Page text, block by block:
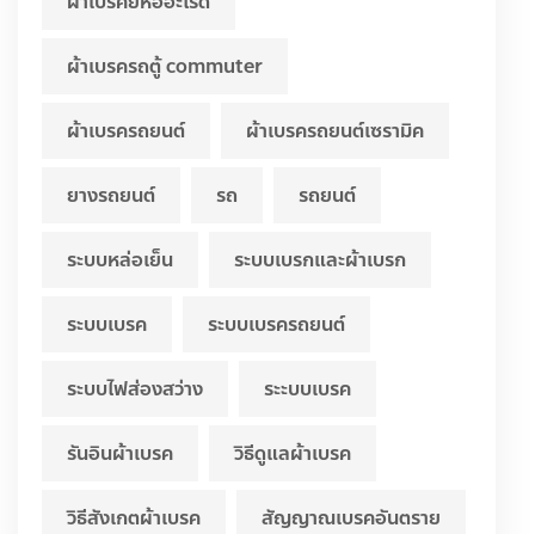
ผ้าเบรครถตู้ commuter
ผ้าเบรครถยนต์ ผ้าเบรครถยนต์เซรามิค
ยางรถยนต์ รถ รถยนต์
ระบบหล่อเย็น ระบบเบรกและผ้าเบรก
ระบบเบรค ระบบเบรครถยนต์
ระบบไฟส่องสว่าง ระะบบเบรค
รันอินผ้าเบรค วิธีดูแลผ้าเบรค
วิธีสังเกตผ้าเบรค สัญญาณเบรคอันตราย